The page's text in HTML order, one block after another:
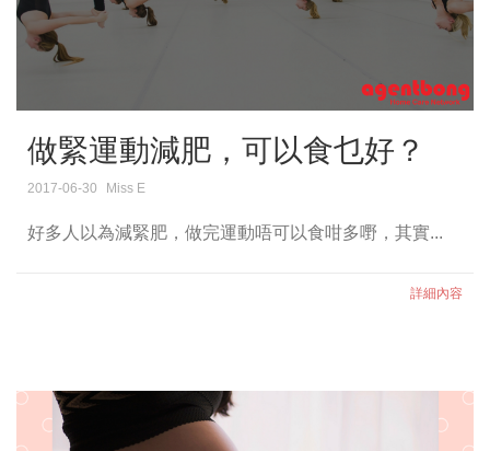
做緊運動減肥，可以食乜好？
2017-06-30 Miss E
好多人以為減緊肥，做完運動唔可以食咁多嘢，其實...
詳細內容